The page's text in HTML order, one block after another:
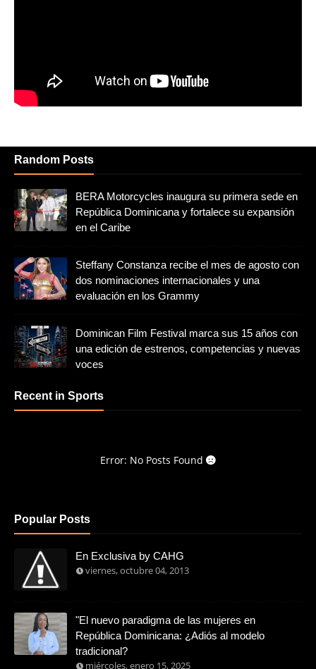
Random Posts
BERA Motorcycles inaugura su primera sede en
República Dominicana y fortalece su expansión
en el Caribe
Steffany Constanza recibe el mes de agosto con
dos nominaciones internacionales y una
evaluación en los Grammy
Dominican Film Festival marca sus 15 años con
una edición de estrenos, competencias y nuevas
voces
Recent in Sports
Error: No Posts Found
Popular Posts
En Exclusiva by CAHG
viernes, octubre 04, 2013
"El nuevo paradigma de las mujeres en
República Dominicana: ¿Adiós al modelo
tradicional?
miércoles, enero 15, 2025